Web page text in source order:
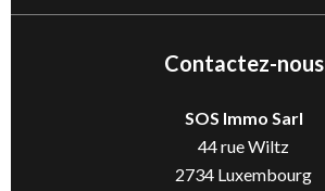
Contactez-nous
SOS Immo Sarl
44 rue Wiltz
2734 Luxembourg